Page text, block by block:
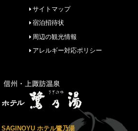
サイトマップ
宿泊招待状
周辺の観光情報
アレルギー対応ポリシー
ホテル鷺乃湯